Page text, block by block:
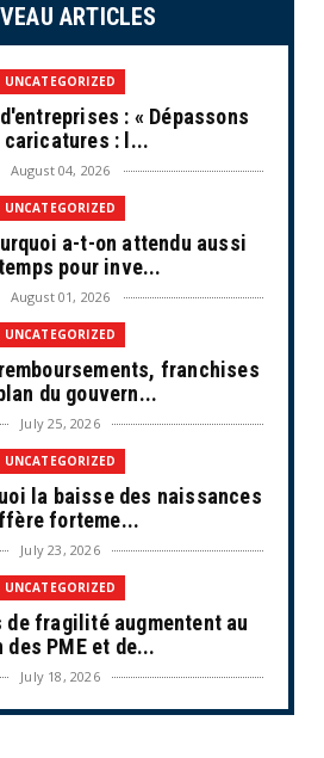
ARTICLES
UNCATEGORIZED
: « Dépassons
caricatures : l...
August 04, 2026
UNCATEGORIZED
a-t-on attendu aussi
pour inve...
August 01, 2026
UNCATEGORIZED
franchises
du gouvern...
July 25, 2026
UNCATEGORIZED
la baisse des naissances
forteme...
July 23, 2026
UNCATEGORIZED
fragilité augmentent au
des PME et de...
July 18, 2026
ECONOMIE